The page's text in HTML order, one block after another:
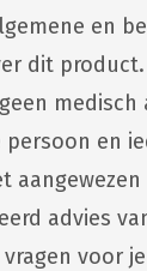
en
dit product.
medisch
persoon en
advies
voor